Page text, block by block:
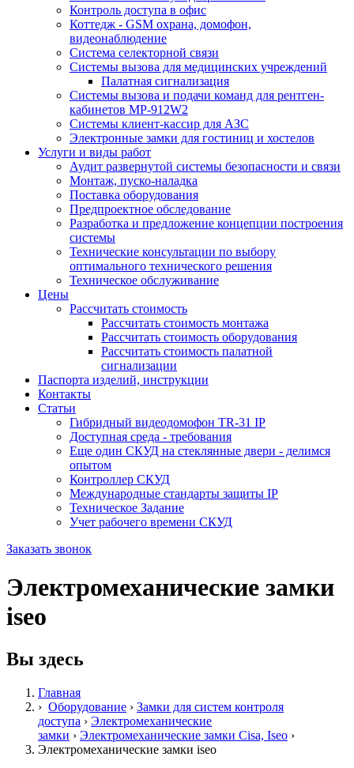
Контроль доступа в офис
Коттедж - GSM охрана, домофон,
видеонаблюдение
Система селекторной связи
Системы вызова для медицинских учреждений
Палатная сигнализация
Системы вызова и подачи команд для рентген-
кабинетов MP-912W2
Системы клиент-кассир для АЗС
Электронные замки для гостиниц и хостелов
Услуги и виды работ
Аудит развернутой системы безопасности и связи
Монтаж, пуско-наладка
Поставка оборудования
Предпроектное обследование
Разработка и предложение концепции построения
системы
Технические консультации по выбору
оптимального технического решения
Техническое обслуживание
Цены
Рассчитать стоимость
Рассчитать стоимость монтажа
Рассчитать стоимость оборудования
Рассчитать стоимость палатной
сигнализации
Паспорта изделий, инструкции
Контакты
Статьи
Гибридный видеодомофон TR-31 IP
Доступная среда - требования
Еще один СКУД на стеклянные двери - делимся
опытом
Контроллер СКУД
Международные стандарты защиты IP
Техническое Задание
Учет рабочего времени СКУД
Заказать звонок
Электромеханические замки
iseo
Вы здесь
Главная
› Оборудование › Замки для систем контроля
доступа › Электромеханические
замки › Электромеханические замки Cisa, Iseo ›
Электромеханические замки iseo